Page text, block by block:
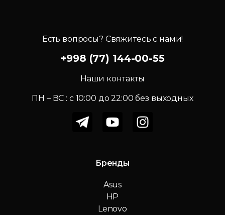
Есть вопросы? Свяжитесь с нами!
+998 (77) 144-00-55
Наши контакты
ПН – ВС : c 10:00 до 22:00 без выходных
Бренды
Asus
HP
Lenovo